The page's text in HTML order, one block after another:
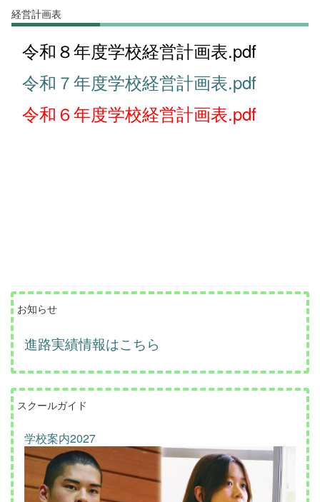
経営計画表
令和８年度学校経営計画表.pdf
令和７年度学校経営計画表.pdf
令和６年度学校経営計画表.pdf
お知らせ
進路実績情報はこちら
スクールガイド
学校案内2027